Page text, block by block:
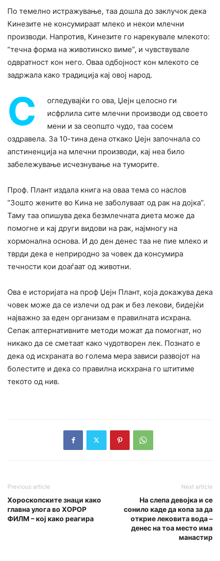
По темелно истражување, таа дошла до заклучок дека
Кинезите не консумираат млеко и некои млечни
производи. Напротив, Кинезите го нарекувале млекото:
“течна форма на животинско виме”, и чувствувале
одвратност кон него. Оваа одбојност кон млекото се
задржала како традиција кај овој народ.
С
огледувајќи го ова, Џејн целосно ги
исфрлила сите млечни производи од своето
мени и за сеопшто чудо, таа сосем
оздравела. За 10-тина дена откако Џејн започнала со
апстиненција на млечни производи, кај неа било
забележување исчезнување на туморите.
Проф. Плант издала книга на оваа тема со наслов
“Зошто жените во Кина не заболуваат од рак на дојка”.
Таму таа опишува дека безмлечната диета може да
помогне и кај други видови на рак, најмногу на
хормонална основа. И до ден денес таа не пие млеко и
тврди дека е неприродно за човек да консумира
течности кои доаѓаат од животни.
Ова е историјата на проф Џејн Плант, која докажува дека
човек може да се излечи од рак и без лекови, бидејќи
најважно за еден организам е правилната исхрана.
Сепак алтернативните методи можат да помогнат, но
никако да се сметаат како чудотворен лек. Познато е
дека од исхраната во голема мера зависи развојот на
болестите и дека со правилна искхрана го штитиме
текото од нив.
Previous article
Хороскопските знаци како
главна улога во ХОРОР
ФИЛМ – кој како реагира
Next article
На слепа девојка и се
сонило каде да копа за да
открие лековита вода –
денес на тоа место има
манастир